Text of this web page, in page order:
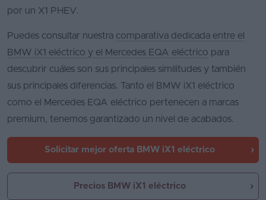
por un X1 PHEV.
Puedes consultar nuestra comparativa dedicada entre el
BMW iX1 eléctrico y el Mercedes EQA eléctrico para
descubrir cuáles son sus principales similitudes y también
sus principales diferencias. Tanto el BMW iX1 eléctrico
como el Mercedes EQA eléctrico pertenecen a marcas
premium, tenemos garantizado un nivel de acabados.
Solicitar mejor oferta BMW iX1 eléctrico
Precios BMW iX1 eléctrico